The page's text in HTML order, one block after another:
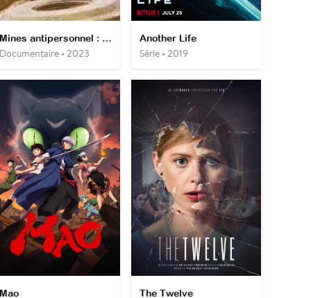
Mines antipersonnel : la guerre des lâches
• 2023
Another Life
Série • 2019
The Twelve